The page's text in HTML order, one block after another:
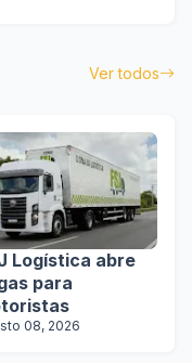
Ver todos
Logística abre
para
08, 2026